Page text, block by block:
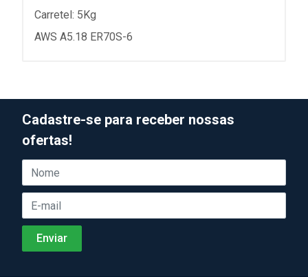
Carretel: 5Kg
AWS A5.18 ER70S-6
Cadastre-se para receber nossas
ofertas!